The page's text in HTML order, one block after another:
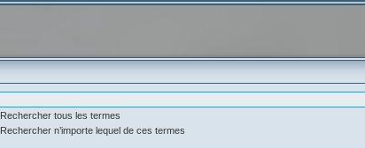
Rechercher tous les termes
Rechercher n’importe lequel de ces termes